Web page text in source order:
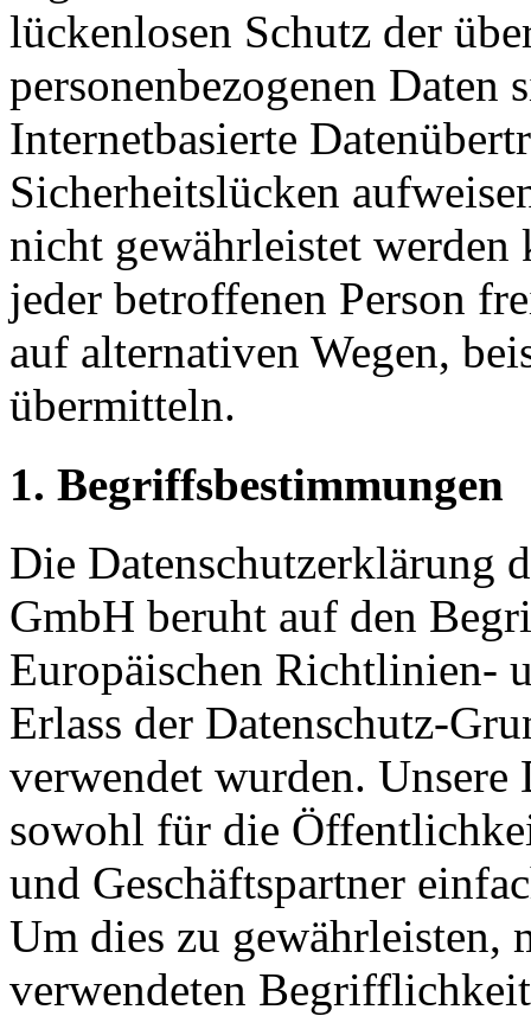
lückenlosen Schutz der
personenbezogenen Daten
Internetbasierte
Sicherheitslücken
nicht gewährleistet werden
jeder betroffenen Person
auf alternativen Wegen,
übermitteln.
1. Begriffsbestimmungen
Die Datenschutzerklärung
GmbH beruht auf den
Europäischen Richtlinien-
Erlass der Datenschutz-
verwendet wurden.
sowohl für die
und Geschäftspartner
Um dies zu gewährleisten,
verwendeten